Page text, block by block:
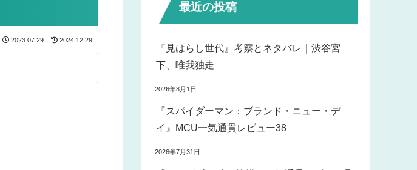
2023.07.29 2024.12.29
最近の投稿
『見はらし世代』考察とネタバレ｜渋谷宮
下、唯我独走
2026年8月1日
『スパイダーマン：ブランド・ニュー・デ
イ』MCU一気通貫レビュー38
2026年7月31日